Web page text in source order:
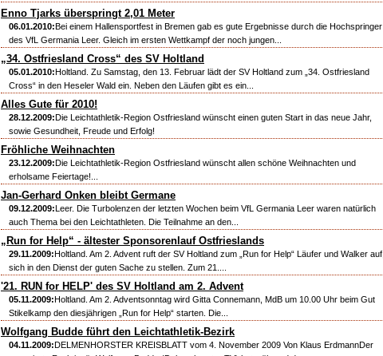
Enno Tjarks überspringt 2,01 Meter
06.01.2010:Bei einem Hallensportfest in Bremen gab es gute Ergebnisse durch die Hochspringer
des VfL Germania Leer. Gleich im ersten Wettkampf der noch jungen...
„34. Ostfriesland Cross“ des SV Holtland
05.01.2010:Holtland. Zu Samstag, den 13. Februar lädt der SV Holtland zum „34. Ostfriesland
Cross“ in den Heseler Wald ein. Neben den Läufen gibt es ein...
Alles Gute für 2010!
28.12.2009:Die Leichtathletik-Region Ostfriesland wünscht einen guten Start in das neue Jahr,
sowie Gesundheit, Freude und Erfolg!
Fröhliche Weihnachten
23.12.2009:Die Leichtathletik-Region Ostfriesland wünscht allen schöne Weihnachten und
erholsame Feiertage!...
Jan-Gerhard Onken bleibt Germane
09.12.2009:Leer. Die Turbolenzen der letzten Wochen beim VfL Germania Leer waren natürlich
auch Thema bei den Leichtathleten. Die Teilnahme an den...
„Run for Help“ - ältester Sponsorenlauf Ostfrieslands
29.11.2009:Holtland. Am 2. Advent ruft der SV Holtland zum „Run for Help“ Läufer und Walker auf,
sich in den Dienst der guten Sache zu stellen. Zum 21....
'21. RUN for HELP' des SV Holtland am 2. Advent
05.11.2009:Holtland. Am 2. Adventsonntag wird Gitta Connemann, MdB um 10.00 Uhr beim Gut
Stikelkamp den diesjährigen „Run for Help“ starten. Die...
Wolfgang Budde führt den Leichtathletik-Bezirk
04.11.2009:DELMENHORSTER KREISBLATT vom 4. November 2009 Von Klaus ErdmannDer